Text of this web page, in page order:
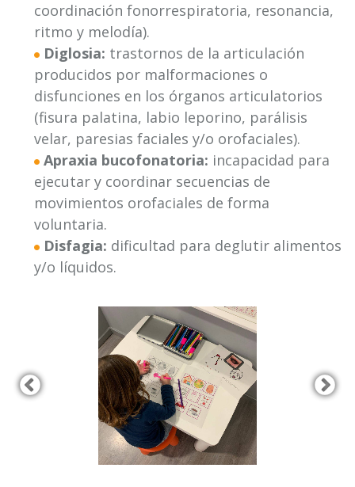
coordinación fonorrespiratoria, resonancia,
ritmo y melodía).
Diglosia: trastornos de la articulación
producidos por malformaciones o
disfunciones en los órganos articulatorios
(fisura palatina, labio leporino, parálisis
velar, paresias faciales y/o orofaciales).
Apraxia bucofonatoria: incapacidad para
ejecutar y coordinar secuencias de
movimientos orofaciales de forma
voluntaria.
Disfagia: dificultad para deglutir alimentos
y/o líquidos.